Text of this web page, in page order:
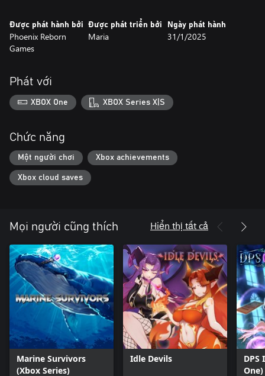
Được phát hành bởi
Phoenix Reborn
Games
Được phát triển bởi
Maria
Ngày phát hành
31/1/2025
Phát với
XBOX One XBOX Series X|S
Chức năng
Một người chơi Xbox achievements
Xbox cloud saves
Mọi người cũng thích Hiển thị tất cả
Marine Survivors
(Xbox Series)
Idle Devils
DPS
One)